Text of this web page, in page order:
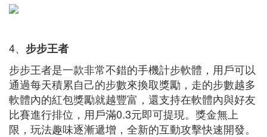
4、 步步王者
步步王者是一款非常不錯的手機計步軟體，用戶可以
通過每天積累自己的步數來換取獎勵，走的步數越多
軟體內的紅包獎勵就越豐富，還支持在軟體內與好友
比賽進行排位，用戶滿0.3元即可提現。獎金無上
限，玩法趣味逐漸遞增，全新的互動攻擊快速開發。